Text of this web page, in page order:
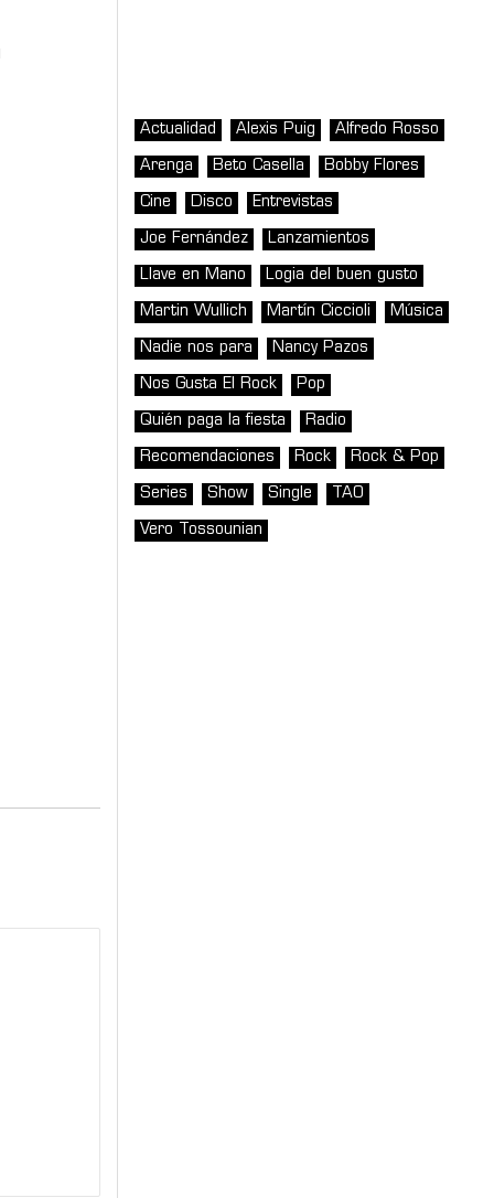
Actualidad Alexis Puig Alfredo Rosso
Arenga Beto Casella Bobby Flores
Cine Disco Entrevistas
Joe Fernández Lanzamientos
Llave en Mano Logia del buen gusto
Martin Wullich Martín Ciccioli Música
Nadie nos para Nancy Pazos
Nos Gusta El Rock Pop
Quién paga la fiesta Radio
Recomendaciones Rock Rock & Pop
Series Show Single TAO
Vero Tossounian